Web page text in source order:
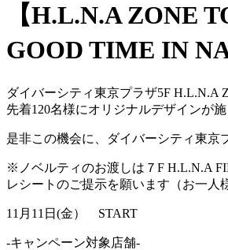
【H.L.N.A ZONE
GOOD TIME IN
ダイバーシティ東京プラザ5F H.L.N.A
先着120名様にオリジナルデザインが
是非この機会に、ダイバーシティ東京
※ノベルティのお渡しは７F H.L.N.A
レシートのご提示を願います（お一人
11月11日(金） START
-キャンペーン対象店舗-